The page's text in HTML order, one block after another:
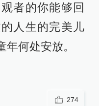
者的你能够回
人生的完美儿
何处安放。
274